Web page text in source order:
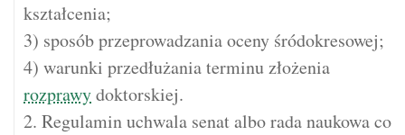
kształcenia;
3) sposób przeprowadzania oceny śródokresowej;
4) warunki przedłużania terminu złożenia
rozprawydoktorskiej.
2. Regulamin uchwala senat albo rada naukowa co